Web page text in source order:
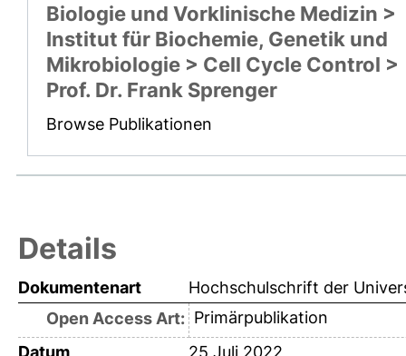
Biologie und Vorklinische Medizin >
Institut für Biochemie, Genetik und
Mikrobiologie > Cell Cycle Control >
Prof. Dr. Frank Sprenger
Browse Publikationen
Details
Dokumentenart
Hochschulschrift der
Open Access Art: Primärpublikation
Datum
25 Juli 2022